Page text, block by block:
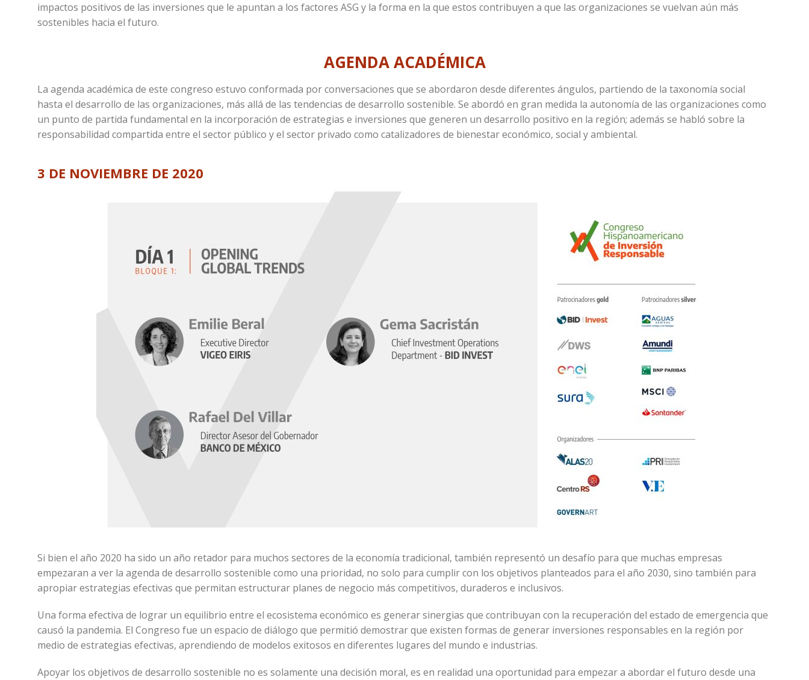
impactos positivos de las inversiones que le apuntan a los factores ASG y la forma en la que estos contribuyen a que las organizaciones se vuelvan aún más
sostenibles hacia el futuro.
AGENDA ACADÉMICA
La agenda académica de este congreso estuvo conformada por conversaciones que se abordaron desde diferentes ángulos, partiendo de la taxonomía social
hasta el desarrollo de las organizaciones, más allá de las tendencias de desarrollo sostenible. Se abordó en gran medida la autonomía de las organizaciones como
un punto de partida fundamental en la incorporación de estrategias e inversiones que generen un desarrollo positivo en la región; además se habló sobre la
responsabilidad compartida entre el sector público y el sector privado como catalizadores de bienestar económico, social y ambiental.
3 DE NOVIEMBRE DE 2020
Si bien el año 2020 ha sido un año retador para muchos sectores de la economía tradicional, también representó un desafío para que muchas empresas
empezaran a ver la agenda de desarrollo sostenible como una prioridad, no solo para cumplir con los objetivos planteados para el año 2030, sino también para
apropiar estrategias efectivas que permitan estructurar planes de negocio más competitivos, duraderos e inclusivos.
Una forma efectiva de lograr un equilibrio entre el ecosistema económico es generar sinergias que contribuyan con la recuperación del estado de emergencia que
causó la pandemia. El Congreso fue un espacio de diálogo que permitió demostrar que existen formas de generar inversiones responsables en la región por
medio de estrategias efectivas, aprendiendo de modelos exitosos en diferentes lugares del mundo e industrias.
Apoyar los objetivos de desarrollo sostenible no es solamente una decisión moral, es en realidad una oportunidad para empezar a abordar el futuro desde una